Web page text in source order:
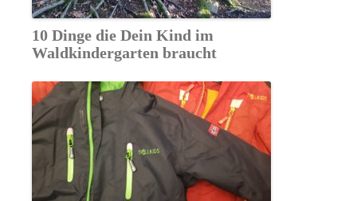
10 Dinge die Dein Kind im
Waldkindergarten braucht